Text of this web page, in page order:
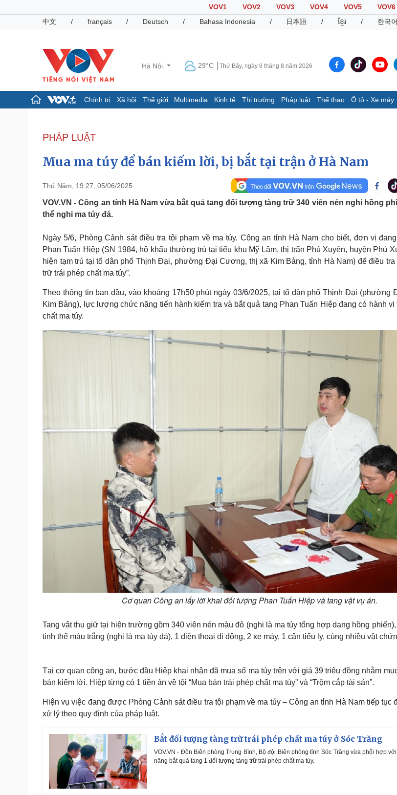
VOV1 VOV2 VOV3 VOV4 VOV5 VOV6
中文
/ français / Deutsch / Bahasa Indonesia / 日本語 / ខ្មែរ / 한국어
Hà Nội 29°C Thứ Bảy, ngày 8 tháng 8 năm 2026
Chính trị Xã hội Thế giới Multimedia Kinh tế Thị trường Pháp luật Thể thao Ô tô - Xe máy
Đảng
Tổ chức nhân sự
Nhận diện sự thật
Dấu ấn VOV
Hồ sơ
Infographic
Pháp luật
Vụ án
Tư vấn luật
Quân sự - Quốc phòng
Phân tích
Thể thao
Thế giới thể thao
eSports
Hậu trường
Ô tô - Xe máy
Tư vấn
Sức khỏe
Cây thuốc
Sản phụ khoa
Nhi khoa
Làm đẹp - giảm cân
Blog
Tình yêu - Gia đình
Văn học
Âm nhạc
Thời trang
Sao Việt
PHÁP LUẬT
Mua ma túy để bán kiếm lời, bị bắt tại trận ở Hà Nam
Thứ Năm, 19:27, 05/06/2025
VOV.VN - Công an tỉnh Hà Nam vừa bắt quả tang đối tượng tàng trữ 340 viên nén nghi hồng
thể nghi ma túy đá.
Ngày 5/6, Phòng Cảnh sát điều tra tội phạm về ma túy, Công an tỉnh Hà Nam cho biết, đơn vị
Phan Tuấn Hiệp (SN 1984, hộ khẩu thường trú tại tiểu khu Mỹ Lâm, thị trấn Phú Xuyên, huyện Phú
hiện tạm trú tại tổ dân phố Thịnh Đại, phường Đại Cương, thị xã Kim Bảng, tỉnh Hà Nam) để điều tra
trữ trái phép chất ma túy”.
Theo thông tin ban đầu, vào khoảng 17h50 phút ngày 03/6/2025, tại tổ dân phố Thịnh Đại (phường
Kim Bảng), lực lượng chức năng tiến hành kiểm tra và bắt quả tang Phan Tuấn Hiệp đang có hành vi
chất ma túy.
Cơ quan Công an lấy lời khai đối tượng Phan Tuấn Hiệp và tang vật vụ án.
Tang vật thu giữ tại hiện trường gồm 340 viên nén màu đỏ (nghi là ma túy tổng hợp dạng hồng
tinh thể màu trắng (nghi là ma túy đá), 1 điện thoại di động, 2 xe máy, 1 cân tiểu ly, cùng nhiều vật
Tại cơ quan công an, bước đầu Hiệp khai nhận đã mua số ma túy trên với giá 39 triệu đồng nhằm
bán kiếm lời. Hiệp từng có 1 tiền án về tội “Mua bán trái phép chất ma túy” và “Trộm cắp tài sản”.
Hiện vụ việc đang được Phòng Cảnh sát điều tra tội phạm về ma túy – Công an tỉnh Hà Nam tiếp tục
xử lý theo quy định của pháp luật.
Bắt đối tượng tàng trữ trái phép chất ma túy ở Sóc Trăng
VOV.VN - Đồn Biên phòng Trung Bình, Bộ đội Biên phòng tỉnh Sóc Trăng vừa phối hợp
năng bắt quả tang 1 đối tượng tàng trữ trái phép chất ma túy.